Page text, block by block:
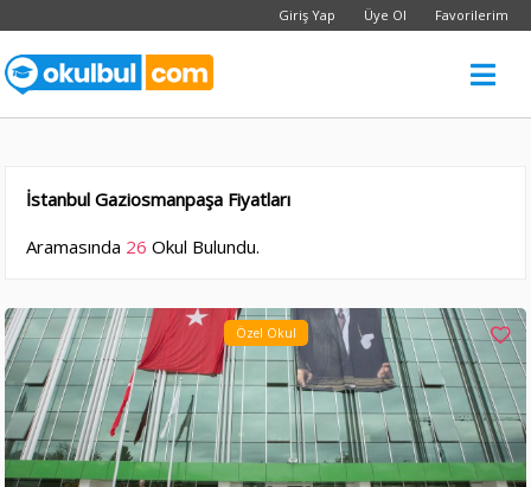
Giriş Yap Üye Ol Favorilerim
İstanbul Gaziosmanpaşa Fiyatları
Aramasında 26 Okul Bulundu.
Özel Okul